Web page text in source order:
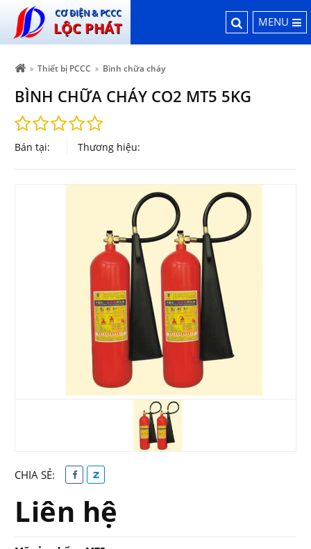
CƠ ĐIỆN & PCCC
LỘC PHÁT MENU
Thiết bị PCCC Bình chữa cháy
BÌNH CHỮA CHÁY CO2 MT5 5KG
Bán tại: Thương hiệu:
CHIA SẺ:
Liên hệ